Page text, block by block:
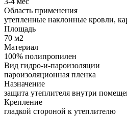
Область применения
утепленные наклонные кровли,
Площадь
70 м2
Материал
100% полипропилен
Вид гидро-и-пароизоляции
пароизоляционная пленка
Назначение
защита утеплителя внутри
Крепление
гладкой стороной к утеплителю